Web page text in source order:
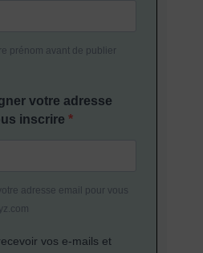
prénom avant de publier
votre adresse
inscrire
adresse email pour vous
vos e-mails et